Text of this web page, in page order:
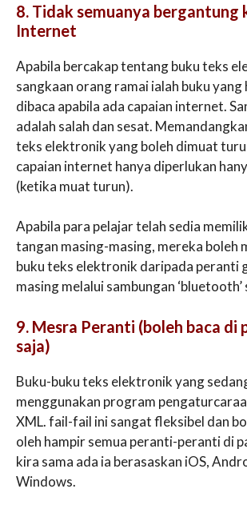
8. Tidak semuanya bergantung
Internet
Apabila bercakap tentang buku teks
sangkaan orang ramai ialah buku yang
dibaca apabila ada capaian internet.
adalah salah dan sesat.
teks elektronik yang boleh dimuat
capaian internet hanya diperlukan
(ketika muat turun).
Apabila para pelajar telah sedia
tangan masing-masing, mereka boleh
buku teks elektronik daripada peranti
masing melalui sambungan ‘bluetooth’
9. Mesra Peranti (boleh baca di
saja)
Buku-buku teks elektronik yang
menggunakan program
XML. fail-fail ini sangat fleksibel dan
oleh hampir semua peranti-peranti di
kira sama ada ia berasaskan iOS,
Windows.